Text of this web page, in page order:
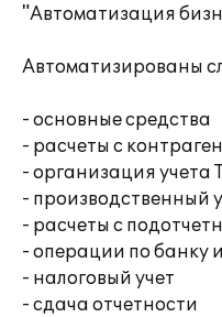
"Автоматизация
Автоматизированы
- основные средства
- расчеты с
- организация учета
- производственный
- расчеты с
- операции по банку
- налоговый учет
- сдача отчетности